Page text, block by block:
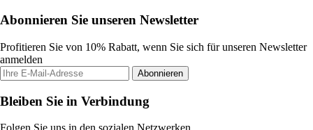
Abonnieren Sie unseren Newsletter
Profitieren Sie von 10% Rabatt, wenn Sie sich für unseren Newsletter
anmelden
Abonnieren
Bleiben Sie in Verbindung